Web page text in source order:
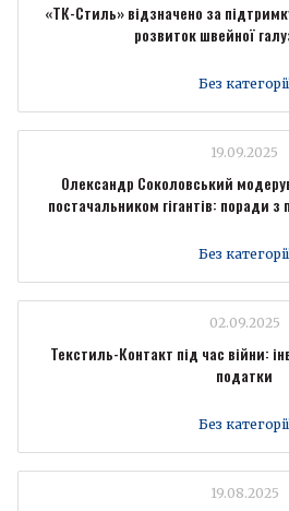
«ТК-Стиль» відзначено за
розвиток швейної
Без категорії
19.09.2025
Олександр Соколовський
постачальником гігантів: поради
Без категорії
02.09.2025
Текстиль-Контакт під час війни:
податки
Без категорії
19.08.2025